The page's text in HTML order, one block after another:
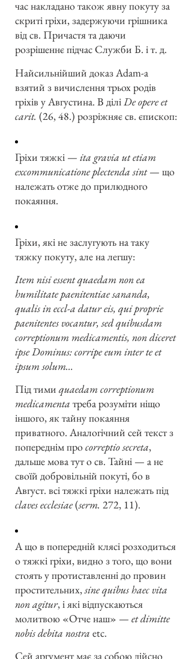
час накладано також явну покуту за
скриті гріхи, задержуючи грішника
від св. Причастя та даючи
розрішеннє підчас Служби Б. і т. д.
Найсильнійший доказ Adam-а
взятий з вичислення трьох родів
гріхів у Августина. В діліDe opere et
carit. (26, 48.) розріжняє св. єпископ:
Гріхи тяжкі — ita gravia ut etiam
excommunicatione plectenda sint— що
належать отже до прилюдного
покаяння.
Гріхи, які не заслугують на таку
тяжку покуту, але на легшу:
Item nisi essent quaedam non ea
humilitate paenitentiae sananda,
qualis in eccl-a datur eis, qui proprie
paenitentes vocantur, sed quibusdam
correptionum medicamentis, non diceret
ipse Dominus: corripe eum inter te et
ipsum solum…
Під тими quaedam correptionum
medicamenta треба розуміти ніщо
іншого, як тайну покаяння
приватного. Аналогічний сей текст з
попереднім проcorreptio secreta,
дальше мова тут о св. Тайні — а не
своїй добровільній покуті, бо в
Август. всі тяжкі гріхи належать під
claves ecclesiae(serm. 272, 11).
А що в попередній клясі розходиться
о тяжкі гріхи, видно з того, що вони
стоять у протиставленні до провин
простительних,sine quibus haec vita
non agitur, і які відпускаються
молитвою «Отче наш» — et dimitte
nobis debita nostra etc.
Сей аргумент має за собою дійсно